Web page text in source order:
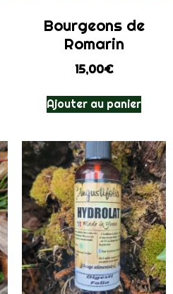
Bourgeons de
Romarin
15,00€
Ajouter au panier